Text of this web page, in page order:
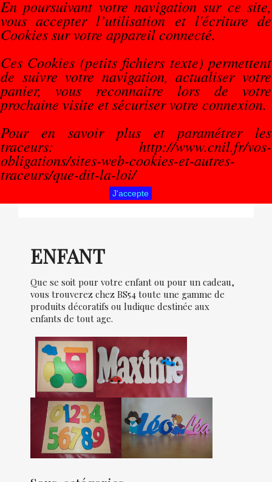
 
Puzzle
Prénom
Autre
ENFANT
Que se soit pour votre enfant ou pour un cadeau,
vous trouverez chez BS54 toute une gamme de
produits décoratifs ou ludique destinée aux
enfants de tout age.
En poursuivant votre navigation sur ce site,
vous accepter l’utilisation et l'écriture de
Cookies sur votre appareil connecté.
Ces Cookies (petits fichiers texte) permettent
de suivre votre navigation, actualiser votre
panier, vous reconnaitre lors de votre
prochaine visite et sécuriser votre connexion.
Pour en savoir plus et paramétrer les
traceurs: http://www.cnil.fr/vos-
obligations/sites-web-cookies-et-autres-
traceurs/que-dit-la-loi/
J'accepte